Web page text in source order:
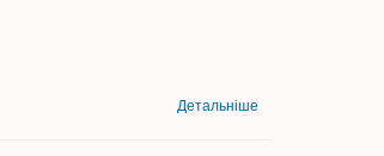
Детальніше